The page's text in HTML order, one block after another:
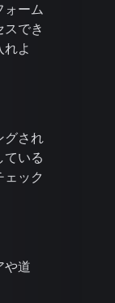
ォーム
でき
よ
グされ
ている
ック
や道